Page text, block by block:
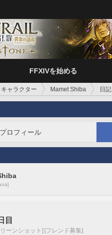
FFXIVを始める
キャラクター Mamet Shiba 日記
プロフィール
目
ーンショット] [フレンド募集]